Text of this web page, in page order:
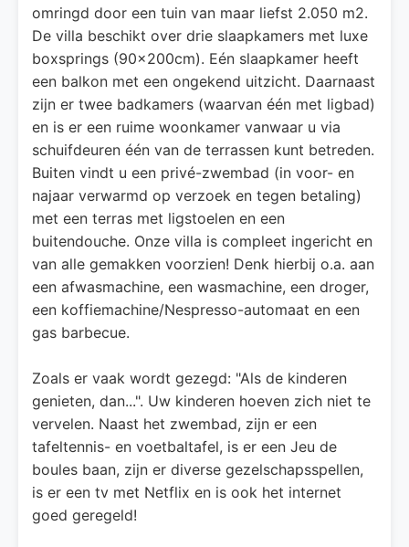
omringd door een tuin van maar liefst 2.050 m2.
De villa beschikt over drie slaapkamers met luxe
boxsprings (90x200cm). Eén slaapkamer heeft
een balkon met een ongekend uitzicht. Daarnaast
zijn er twee badkamers (waarvan één met ligbad)
en is er een ruime woonkamer vanwaar u via
schuifdeuren één van de terrassen kunt betreden.
Buiten vindt u een privé-zwembad (in voor- en
najaar verwarmd op verzoek en tegen betaling)
met een terras met ligstoelen en een
buitendouche. Onze villa is compleet ingericht en
van alle gemakken voorzien! Denk hierbij o.a. aan
een afwasmachine, een wasmachine, een droger,
een koffiemachine/Nespresso-automaat en een
gas barbecue.
Zoals er vaak wordt gezegd: "Als de kinderen
genieten, dan...". Uw kinderen hoeven zich niet te
vervelen. Naast het zwembad, zijn er een
tafeltennis- en voetbaltafel, is er een Jeu de
boules baan, zijn er diverse gezelschapsspellen,
is er een tv met Netflix en is ook het internet
goed geregeld!